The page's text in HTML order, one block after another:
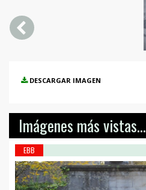
DESCARGAR IMAGEN
Imágenes más vistas...
EBB